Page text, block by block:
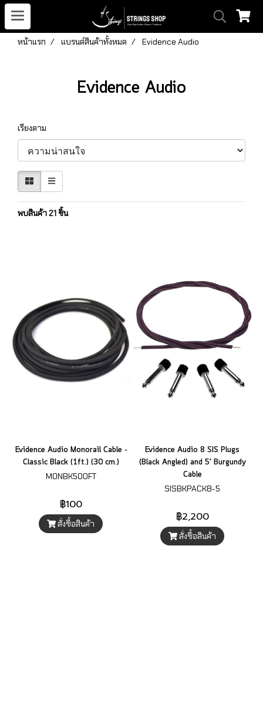
หน้าแรก แบรนด์สินค้าทั้งหมด Evidence Audio
Evidence Audio
เรียงตาม
พบสินค้า 21 ชิ้น
Evidence Audio Monorail Cable -
Classic Black (1ft.) (30 cm.)
MONBK500FT
฿100
สั่งซื้อสินค้า
Evidence Audio 8 SIS Plugs
(Black Angled) and 5’ Burgundy
Cable
SISBKPACK8-5
฿2,200
สั่งซื้อสินค้า